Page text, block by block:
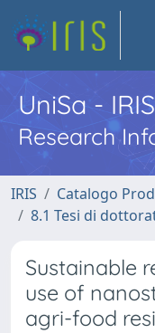
UniSa -
Research
IRIS Catalogo
8.1 Tesi di
Sustainable
use of
agri-food